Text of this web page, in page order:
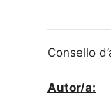
Consello
Autor/a: